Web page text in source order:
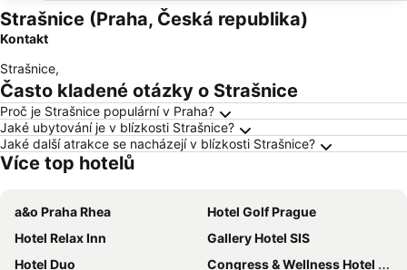
Strašnice (Praha, Česká republika)
Kontakt
Strašnice,
Často kladené otázky o Strašnice
Proč je Strašnice populární v Praha?
Jaké ubytování je v blízkosti Strašnice?
Jaké další atrakce se nacházejí v blízkosti Strašnice?
Více top hotelů
a&o Praha Rhea
Hotel Golf Prague
Hotel Relax Inn
Gallery Hotel SIS
Hotel Duo
Congress & Wellness Hotel Olsanka